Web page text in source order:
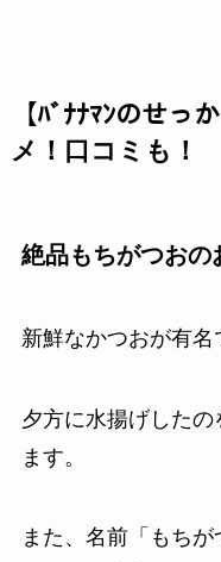
【ﾊﾞﾅﾅﾏﾝのせっ
メ！口コミも！
絶品もちがつおの
新鮮なかつおが有名
夕方に水揚げした
ます。
また、名前「もち